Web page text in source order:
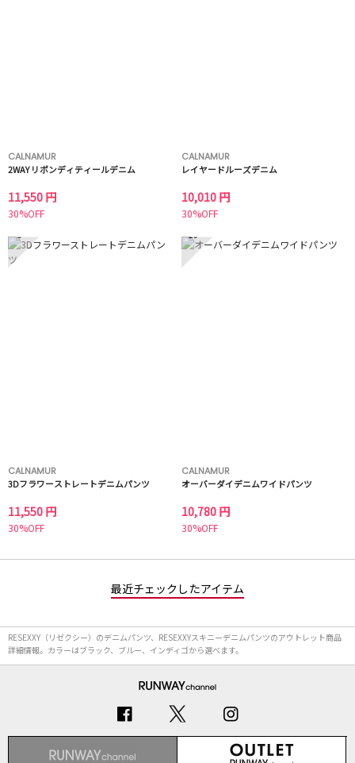
CALNAMUR
2WAY リボンディティールデニム
11,550 円
30%OFF
CALNAMUR
レイヤードルーズデニム
10,010 円
30%OFF
9
CALNAMUR
3Dフラワーストレートデニムパンツ
11,550 円
30%OFF
10
CALNAMUR
オーバーダイデニムワイドパンツ
10,780 円
30%OFF
最近チェックしたアイテム
RESEXXY（リゼクシー）のデニムパンツ、RESEXXYスキニーデニムパンツのアウトレット商品
詳細情報。カラーはブラック、ブルー、インディゴから選べます。